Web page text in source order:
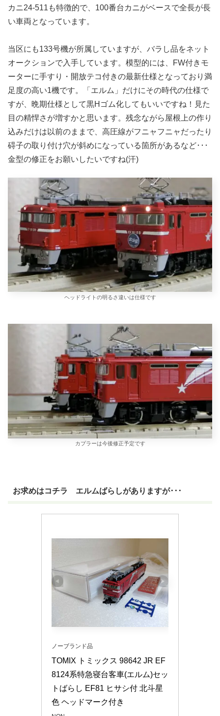
カニ24-511も特徴的で、100番台カニがベースで全長が長
い車両となっています。
当区にも133号機が所属していますが、バラし品をネット
オークションで入手しています。模型的には、FW付きモ
ーターに手すり・開放テコ付きの最新仕様となっており満
足度の高い1機です。「エルム」だけにその時代の仕様で
すが、晩期仕様として黒Hゴム化してもいいですね！見た
目の精悍さが増すかと思います。残念ながら屋根上の作り
込みだけは以前のままで、高圧線がフニャフニャだったり
碍子の取り付け穴が斜めになっている箇所があるなど･･･
金型の修正をお願いしたいですね(汗)
ヘッドライトの明るさ違いは仕様です
カプラーは今後修正予定です
お求めはコチラ エルムばらしがありますが･･･
ノーブランド品
TOMIX トミックス 98642 JR EF
8124系特急寝台客車(エルム)セッ
トばらし EF81 ヒサシ付 北斗星
色 ヘッドマーク付き